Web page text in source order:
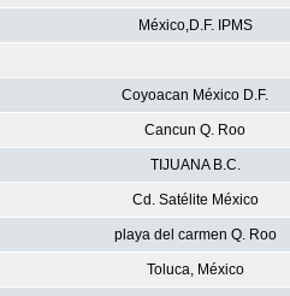
México,D.F. IPMS
Coyoacan México D.F.
Cancun Q. Roo
TIJUANA B.C.
Cd. Satélite México
playa del carmen Q. Roo
Toluca, México